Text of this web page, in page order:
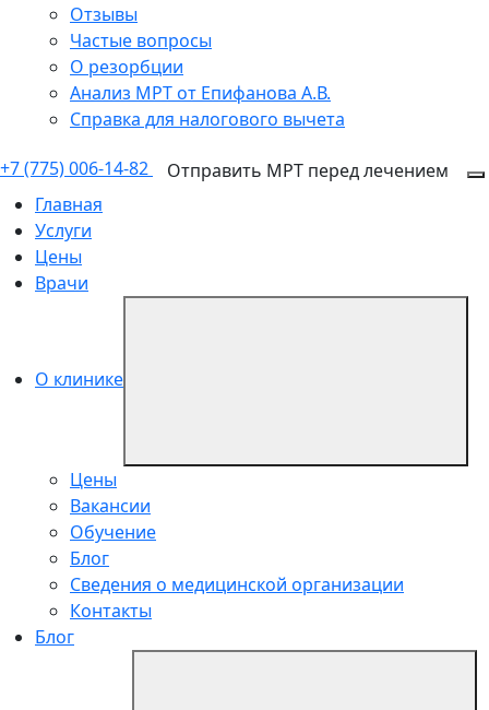
Отзывы
Частые вопросы
О резорбции
Анализ МРТ от Епифанова А.В.
Справка для налогового вычета
+7 (775) 006-14-82
Отправить МРТ перед лечением
Главная
Услуги
Цены
Врачи
О клинике
Цены
Вакансии
Обучение
Блог
Сведения о медицинской организации
Контакты
Блог